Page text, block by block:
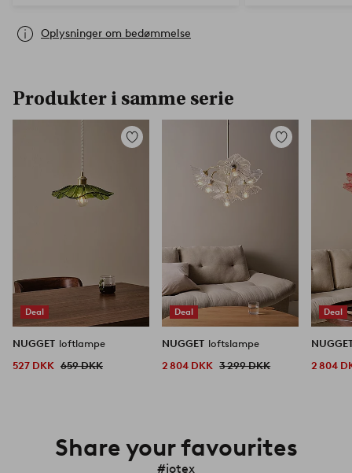
Oplysninger om bedømmelse
Produkter i samme serie
Deal
Tilføj
NUGGET loftlampe
527 DKK 659 DKK
Deal
Tilføj
NUGGET loftslampe
2 804 DKK 3 299 DKK
Deal
2 804
Share your favourites
#jotex